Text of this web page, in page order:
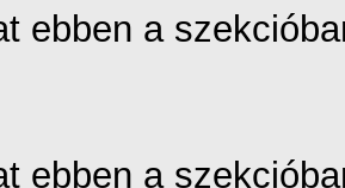
ebben a
ebben a